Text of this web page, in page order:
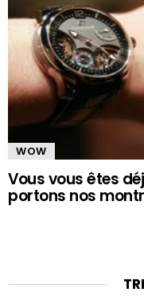
WOW
Vous vous êtes
portons nos